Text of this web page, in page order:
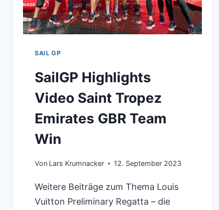
SAIL GP
SailGP Highlights
Video Saint Tropez
Emirates GBR Team
Win
Von Lars Krumnacker 12. September 2023
Weitere Beiträge zum Thema Louis
Vuitton Preliminary Regatta – die